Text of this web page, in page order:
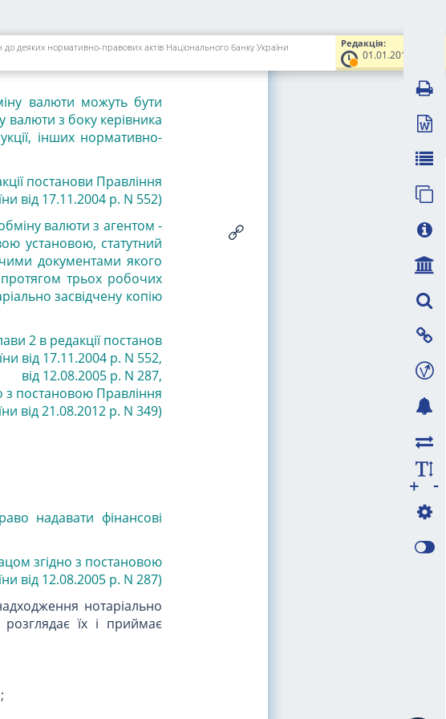
Редакція:
01.01.2013
до деяких нормативно-правових актів Національного банку України
(далі - керівник, який
входити до
валюти можуть бути
валюти з боку керівника
інших нормативно-
постанови Правління
від 17.11.2004 р. N 552)
валюти з агентом -
установою, статутний
документами якого
трьох робочих
засвідчену копію
2 в редакції постанов
від 17.11.2004 р. N 552,
від 12.08.2005 р. N 287,
з постановою Правління
від 21.08.2012 р. N 349)
надавати фінансові
згідно з постановою
від 12.08.2005 р. N 287)
нотаріально
їх і приймає
-
+